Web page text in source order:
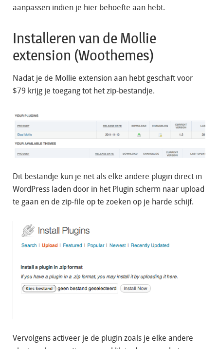
aanpassen indien je hier behoefte aan hebt.
Installeren van de Mollie
extension (Woothemes)
Nadat je de Mollie extension aan hebt geschaft voor
$79 krijg je toegang tot het zip-bestandje.
Dit bestandje kun je net als elke andere plugin direct in
WordPress laden door in het Plugin scherm naar upload
te gaan en de zip-file op te zoeken op je harde schijf.
Vervolgens activeer je de plugin zoals je elke andere